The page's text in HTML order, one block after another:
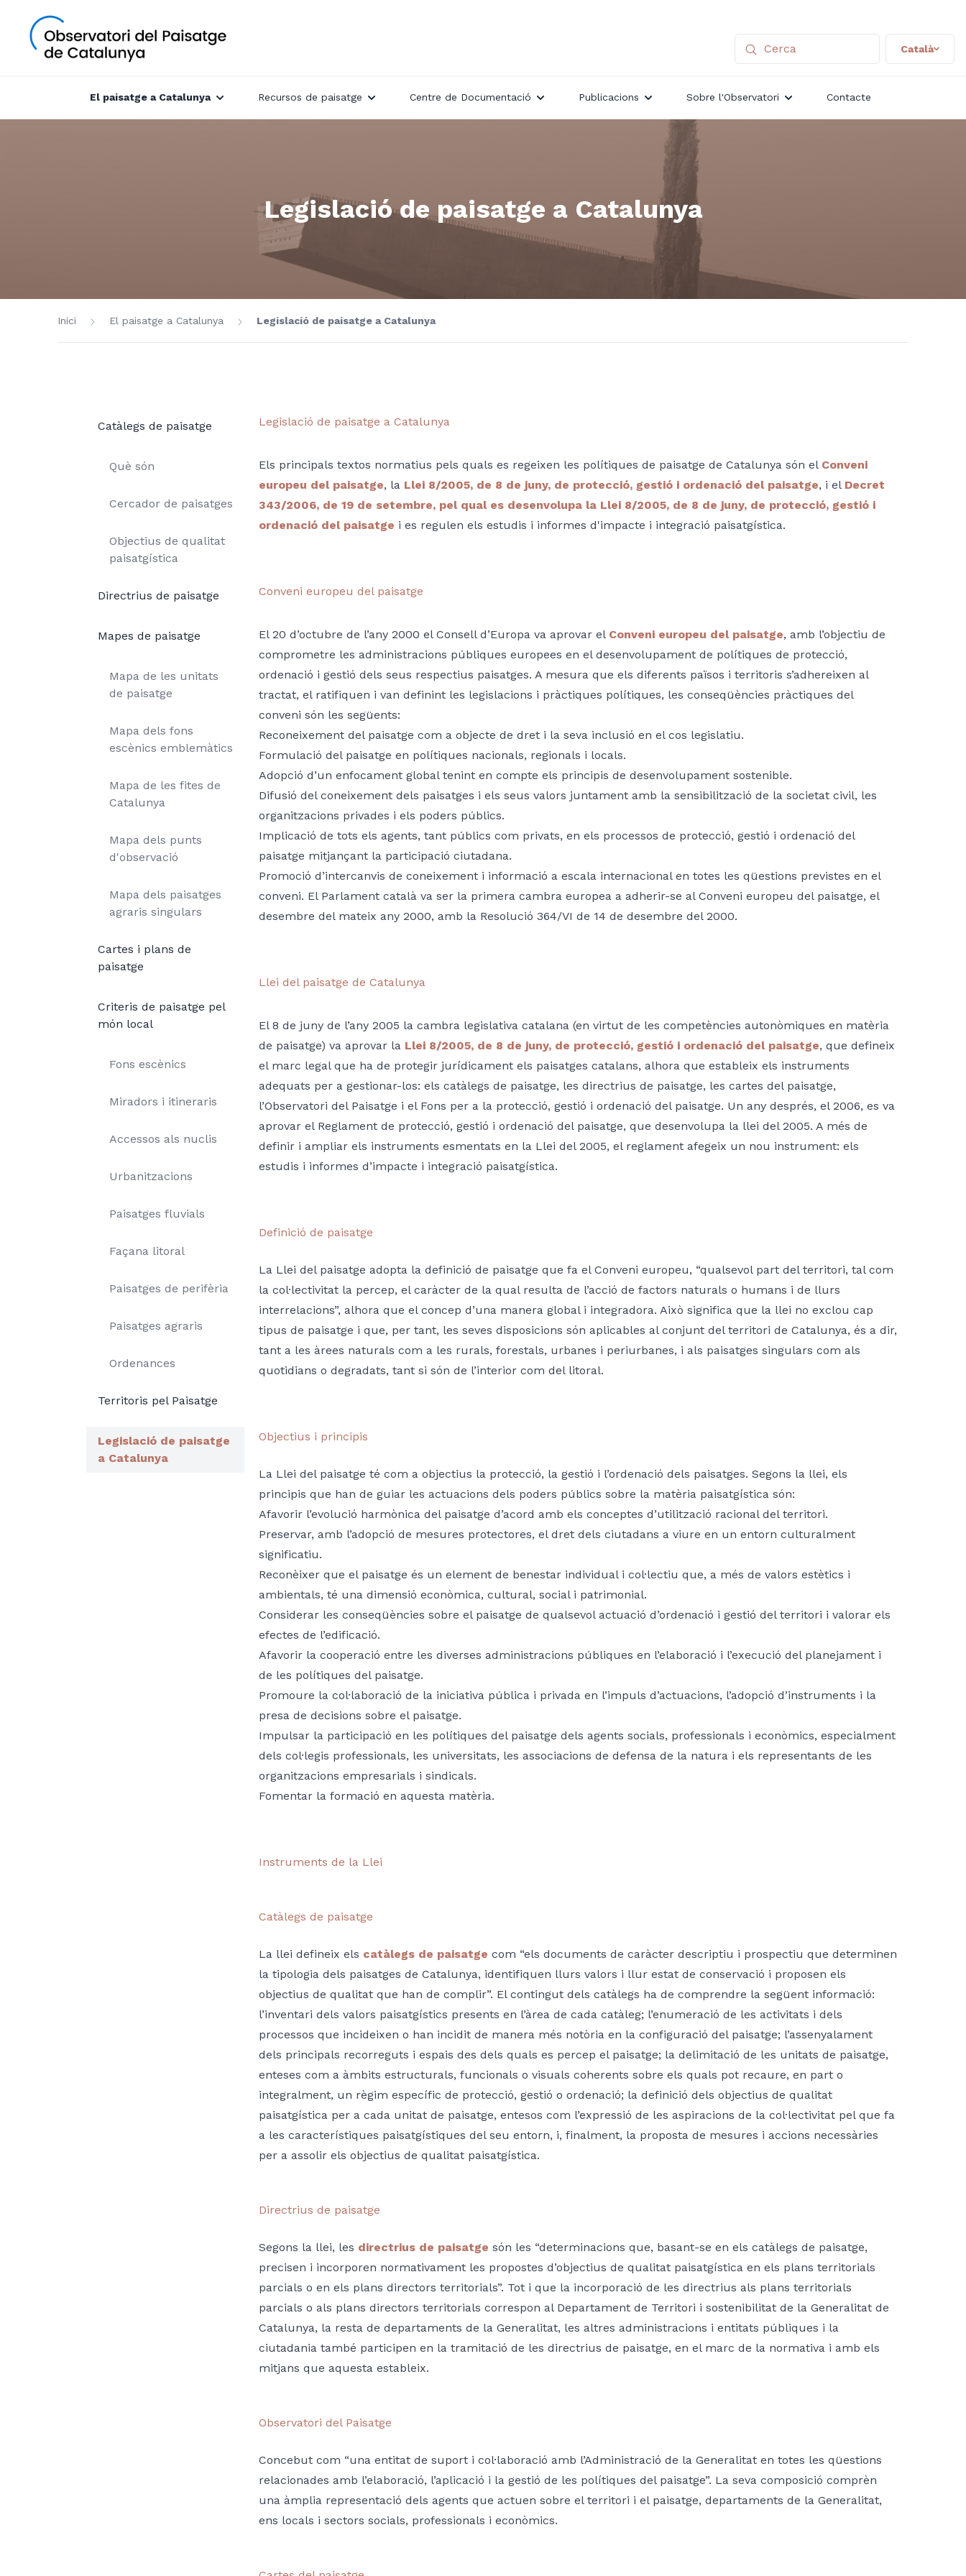
Català
El paisatge a Catalunya Recursos de paisatge Centre de Documentació Publicacions Sobre l'Observatori Contacte
Legislació de paisatge a Catalunya
Inici El paisatge a Catalunya Legislació de paisatge a Catalunya
Catàlegs de paisatge
Què són
Cercador de paisatges
Objectius de qualitat
paisatgística
Directrius de paisatge
Mapes de paisatge
Mapa de les unitats
de paisatge
Mapa dels fons
escènics emblemàtics
Mapa de les fites de
Catalunya
Mapa dels punts
d'observació
Mapa dels paisatges
agraris singulars
Cartes i plans de
paisatge
Criteris de paisatge pel
món local
Fons escènics
Miradors i itineraris
Accessos als nuclis
Urbanitzacions
Paisatges fluvials
Façana litoral
Paisatges de perifèria
Paisatges agraris
Ordenances
Territoris pel Paisatge
Legislació de paisatge
a Catalunya
Legislació de paisatge a Catalunya
Els principals textos normatius pels quals es regeixen les polítiques de paisatge de Catalunya són el Conveni
europeu del paisatge, la Llei 8/2005, de 8 de juny, de protecció, gestió i ordenació del paisatge, i el Decret
343/2006, de 19 de setembre, pel qual es desenvolupa la Llei 8/2005, de 8 de juny, de protecció, gestió i
ordenació del paisatge i es regulen els estudis i informes d'impacte i integració paisatgística.
Conveni europeu del paisatge
El 20 d’octubre de l’any 2000 el Consell d’Europa va aprovar el Conveni europeu del paisatge, amb l’objectiu de
comprometre les administracions públiques europees en el desenvolupament de polítiques de protecció,
ordenació i gestió dels seus respectius paisatges. A mesura que els diferents països i territoris s’adhereixen al
tractat, el ratifiquen i van definint les legislacions i pràctiques polítiques, les conseqüències pràctiques del
conveni són les següents:
Reconeixement del paisatge com a objecte de dret i la seva inclusió en el cos legislatiu.
Formulació del paisatge en polítiques nacionals, regionals i locals.
Adopció d’un enfocament global tenint en compte els principis de desenvolupament sostenible.
Difusió del coneixement dels paisatges i els seus valors juntament amb la sensibilització de la societat civil, les
organitzacions privades i els poders públics.
Implicació de tots els agents, tant públics com privats, en els processos de protecció, gestió i ordenació del
paisatge mitjançant la participació ciutadana.
Promoció d’intercanvis de coneixement i informació a escala internacional en totes les qüestions previstes en el
conveni. El Parlament català va ser la primera cambra europea a adherir-se al Conveni europeu del paisatge, el
desembre del mateix any 2000, amb la Resolució 364/VI de 14 de desembre del 2000.
Llei del paisatge de Catalunya
El 8 de juny de l’any 2005 la cambra legislativa catalana (en virtut de les competències autonòmiques en matèria
de paisatge) va aprovar la Llei 8/2005, de 8 de juny, de protecció, gestió i ordenació del paisatge, que defineix
el marc legal que ha de protegir jurídicament els paisatges catalans, alhora que estableix els instruments
adequats per a gestionar-los: els catàlegs de paisatge, les directrius de paisatge, les cartes del paisatge,
l’Observatori del Paisatge i el Fons per a la protecció, gestió i ordenació del paisatge. Un any després, el 2006, es va
aprovar el Reglament de protecció, gestió i ordenació del paisatge, que desenvolupa la llei del 2005. A més de
definir i ampliar els instruments esmentats en la Llei del 2005, el reglament afegeix un nou instrument: els
estudis i informes d’impacte i integració paisatgística.
Definició de paisatge
La Llei del paisatge adopta la definició de paisatge que fa el Conveni europeu, “qualsevol part del territori, tal com
la col·lectivitat la percep, el caràcter de la qual resulta de l’acció de factors naturals o humans i de llurs
interrelacions”, alhora que el concep d’una manera global i integradora. Això significa que la llei no exclou cap
tipus de paisatge i que, per tant, les seves disposicions són aplicables al conjunt del territori de Catalunya, és a dir,
tant a les àrees naturals com a les rurals, forestals, urbanes i periurbanes, i als paisatges singulars com als
quotidians o degradats, tant si són de l’interior com del litoral.
Objectius i principis
La Llei del paisatge té com a objectius la protecció, la gestió i l’ordenació dels paisatges. Segons la llei, els
principis que han de guiar les actuacions dels poders públics sobre la matèria paisatgística són:
Afavorir l’evolució harmònica del paisatge d’acord amb els conceptes d’utilització racional del territori.
Preservar, amb l’adopció de mesures protectores, el dret dels ciutadans a viure en un entorn culturalment
significatiu.
Reconèixer que el paisatge és un element de benestar individual i col·lectiu que, a més de valors estètics i
ambientals, té una dimensió econòmica, cultural, social i patrimonial.
Considerar les conseqüències sobre el paisatge de qualsevol actuació d’ordenació i gestió del territori i valorar els
efectes de l’edificació.
Afavorir la cooperació entre les diverses administracions públiques en l’elaboració i l’execució del planejament i
de les polítiques del paisatge.
Promoure la col·laboració de la iniciativa pública i privada en l’impuls d’actuacions, l’adopció d’instruments i la
presa de decisions sobre el paisatge.
Impulsar la participació en les polítiques del paisatge dels agents socials, professionals i econòmics, especialment
dels col·legis professionals, les universitats, les associacions de defensa de la natura i els representants de les
organitzacions empresarials i sindicals.
Fomentar la formació en aquesta matèria.
Instruments de la Llei
Catàlegs de paisatge
La llei defineix els catàlegs de paisatge com “els documents de caràcter descriptiu i prospectiu que determinen
la tipologia dels paisatges de Catalunya, identifiquen llurs valors i llur estat de conservació i proposen els
objectius de qualitat que han de complir”. El contingut dels catàlegs ha de comprendre la següent informació:
l’inventari dels valors paisatgístics presents en l’àrea de cada catàleg; l’enumeració de les activitats i dels
processos que incideixen o han incidit de manera més notòria en la configuració del paisatge; l’assenyalament
dels principals recorreguts i espais des dels quals es percep el paisatge; la delimitació de les unitats de paisatge,
enteses com a àmbits estructurals, funcionals o visuals coherents sobre els quals pot recaure, en part o
integralment, un règim específic de protecció, gestió o ordenació; la definició dels objectius de qualitat
paisatgística per a cada unitat de paisatge, entesos com l’expressió de les aspiracions de la col·lectivitat pel que fa
a les característiques paisatgístiques del seu entorn, i, finalment, la proposta de mesures i accions necessàries
per a assolir els objectius de qualitat paisatgística.
Directrius de paisatge
Segons la llei, les directrius de paisatge són les “determinacions que, basant-se en els catàlegs de paisatge,
precisen i incorporen normativament les propostes d’objectius de qualitat paisatgística en els plans territorials
parcials o en els plans directors territorials”. Tot i que la incorporació de les directrius als plans territorials
parcials o als plans directors territorials correspon al Departament de Territori i sostenibilitat de la Generalitat de
Catalunya, la resta de departaments de la Generalitat, les altres administracions i entitats públiques i la
ciutadania també participen en la tramitació de les directrius de paisatge, en el marc de la normativa i amb els
mitjans que aquesta estableix.
Observatori del Paisatge
Concebut com “una entitat de suport i col·laboració amb l’Administració de la Generalitat en totes les qüestions
relacionades amb l’elaboració, l’aplicació i la gestió de les polítiques del paisatge”. La seva composició comprèn
una àmplia representació dels agents que actuen sobre el territori i el paisatge, departaments de la Generalitat,
ens locals i sectors socials, professionals i econòmics.